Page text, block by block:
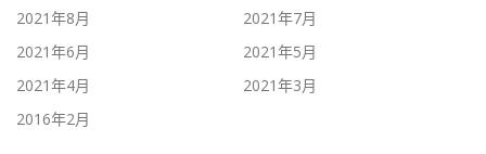
2021年8月
2021年7月
2021年6月
2021年5月
2021年4月
2021年3月
2016年2月